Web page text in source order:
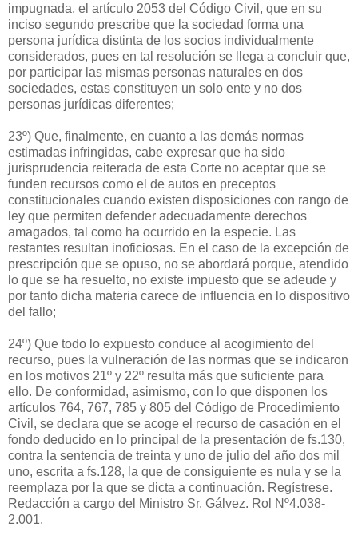
impugnada, el artículo 2053 del Código Civil, que en su
inciso segundo prescribe que la sociedad forma una
persona jurídica distinta de los socios individualmente
considerados, pues en tal resolución se llega a concluir que,
por participar las mismas personas naturales en dos
sociedades, estas constituyen un solo ente y no dos
personas jurídicas diferentes;
23º) Que, finalmente, en cuanto a las demás normas
estimadas infringidas, cabe expresar que ha sido
jurisprudencia reiterada de esta Corte no aceptar que se
funden recursos como el de autos en preceptos
constitucionales cuando existen disposiciones con rango de
ley que permiten defender adecuadamente derechos
amagados, tal como ha ocurrido en la especie. Las
restantes resultan inoficiosas. En el caso de la excepción de
prescripción que se opuso, no se abordará porque, atendido
lo que se ha resuelto, no existe impuesto que se adeude y
por tanto dicha materia carece de influencia en lo dispositivo
del fallo;
24º) Que todo lo expuesto conduce al acogimiento del
recurso, pues la vulneración de las normas que se indicaron
en los motivos 21º y 22º resulta más que suficiente para
ello. De conformidad, asimismo, con lo que disponen los
artículos 764, 767, 785 y 805 del Código de Procedimiento
Civil, se declara que se acoge el recurso de casación en el
fondo deducido en lo principal de la presentación de fs.130,
contra la sentencia de treinta y uno de julio del año dos mil
uno, escrita a fs.128, la que de consiguiente es nula y se la
reemplaza por la que se dicta a continuación. Regístrese.
Redacción a cargo del Ministro Sr. Gálvez. Rol Nº4.038-
2.001.